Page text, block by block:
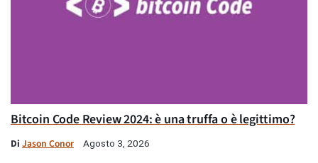
Bitcoin Code Review 2024: è una truffa o è legittimo?
Di Jason Conor Agosto 3, 2026